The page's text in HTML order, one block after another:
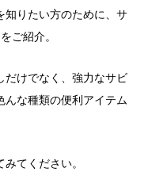
知りたい方のために、サ
ご紹介。
だけでなく、強力なサビ
んな種類の便利アイテム
てください。